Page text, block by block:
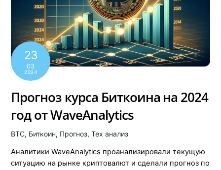
23
03
2024
Прогноз курса Биткоина на 2024
год от WaveAnalytics
BTC, Биткоин, Прогноз,Тех анализ
Аналитики WaveAnalytics проанализировали текущую
ситуацию на рынке криптовалют и сделали прогноз по